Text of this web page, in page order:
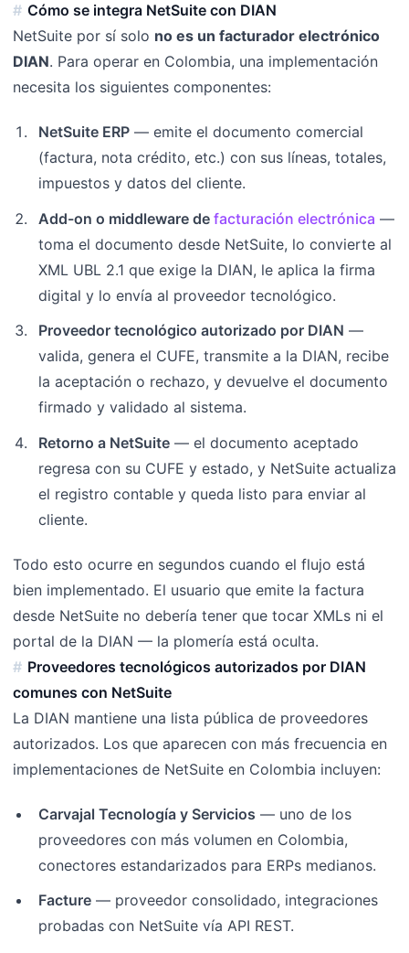
Cómo se integra NetSuite con DIAN
NetSuite por sí solo no es un facturador electrónico
DIAN. Para operar en Colombia, una implementación
necesita los siguientes componentes:
NetSuite ERP — emite el documento comercial
(factura, nota crédito, etc.) con sus líneas, totales,
impuestos y datos del cliente.
Add-on o middleware de facturación electrónica —
toma el documento desde NetSuite, lo convierte al
XML UBL 2.1 que exige la DIAN, le aplica la firma
digital y lo envía al proveedor tecnológico.
Proveedor tecnológico autorizado por DIAN —
valida, genera el CUFE, transmite a la DIAN, recibe
la aceptación o rechazo, y devuelve el documento
firmado y validado al sistema.
Retorno a NetSuite — el documento aceptado
regresa con su CUFE y estado, y NetSuite actualiza
el registro contable y queda listo para enviar al
cliente.
Todo esto ocurre en segundos cuando el flujo está
bien implementado. El usuario que emite la factura
desde NetSuite no debería tener que tocar XMLs ni el
portal de la DIAN — la plomería está oculta.
Proveedores tecnológicos autorizados por DIAN
comunes con NetSuite
La DIAN mantiene una lista pública de proveedores
autorizados. Los que aparecen con más frecuencia en
implementaciones de NetSuite en Colombia incluyen:
Carvajal Tecnología y Servicios — uno de los
proveedores con más volumen en Colombia,
conectores estandarizados para ERPs medianos.
Facture — proveedor consolidado, integraciones
probadas con NetSuite vía API REST.